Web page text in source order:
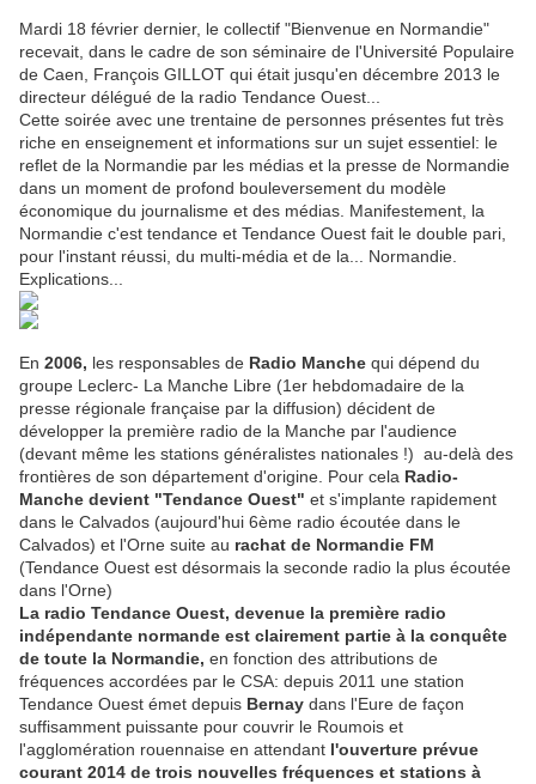
Mardi 18 février dernier, le collectif "Bienvenue en Normandie"
recevait, dans le cadre de son séminaire de l'Université Populaire
de Caen, François GILLOT qui était jusqu'en décembre 2013 le
directeur délégué de la radio Tendance Ouest...
Cette soirée avec une trentaine de personnes présentes fut très
riche en enseignement et informations sur un sujet essentiel: le
reflet de la Normandie par les médias et la presse de Normandie
dans un moment de profond bouleversement du modèle
économique du journalisme et des médias. Manifestement, la
Normandie c'est tendance et Tendance Ouest fait le double pari,
pour l'instant réussi, du multi-média et de la... Normandie.
Explications...
En 2006, les responsables de Radio Manche qui dépend du
groupe Leclerc- La Manche Libre (1er hebdomadaire de la
presse régionale française par la diffusion) décident de
développer la première radio de la Manche par l'audience
(devant même les stations généralistes nationales !) au-delà des
frontières de son département d'origine. Pour cela Radio-
Manche devient "Tendance Ouest" et s'implante rapidement
dans le Calvados (aujourd'hui 6ème radio écoutée dans le
Calvados) et l'Orne suite au rachat de Normandie FM
(Tendance Ouest est désormais la seconde radio la plus écoutée
dans l'Orne)
La radio Tendance Ouest, devenue la première radio
indépendante normande est clairement partie à la conquête
de toute la Normandie, en fonction des attributions de
fréquences accordées par le CSA: depuis 2011 une station
Tendance Ouest émet depuis Bernay dans l'Eure de façon
suffisamment puissante pour couvrir le Roumois et
l'agglomération rouennaise en attendant l'ouverture prévue
courant 2014 de trois nouvelles fréquences et stations à